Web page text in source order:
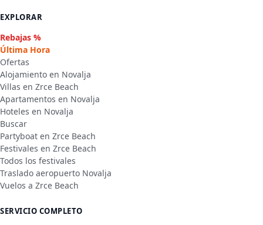
EXPLORAR
Rebajas %
Última Hora
Ofertas
Alojamiento en Novalja
Villas en Zrce Beach
Apartamentos en Novalja
Hoteles en Novalja
Buscar
Partyboat en Zrce Beach
Festivales en Zrce Beach
Todos los festivales
Traslado aeropuerto Novalja
Vuelos a Zrce Beach
SERVICIO COMPLETO